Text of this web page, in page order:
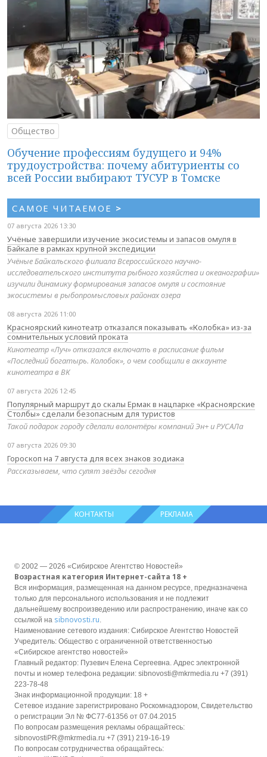
Общество
Обучение профессиям будущего и 94%
трудоустройства: почему абитуриенты со
всей России выбирают ТУСУР в Томске
САМОЕ ЧИТАЕМОЕ >
07 августа 2026 13:30
Учёные завершили изучение экосистемы и запасов омуля в
Байкале в рамках крупной экспедиции
Учёные Байкальского филиала Всероссийского научно-
исследовательского института рыбного хозяйства и океанографии»
изучили динамику формирования запасов омуля и состояние
экосистемы в рыбопромысловых районах озера
08 августа 2026 11:00
Красноярский кинотеатр отказался показывать «Колобка» из-за
сомнительных условий проката
Кинотеатр «Луч» отказался включать в расписание фильм
«Последний богатырь. Колобок», о чем сообщили в аккаунте
кинотеатра в ВК
07 августа 2026 12:45
Популярный маршрут до скалы Ермак в нацпарке «Красноярские
Столбы» сделали безопасным для туристов
Такой подарок городу сделали волонтёры компаний Эн+ и РУСАЛа
07 августа 2026 09:30
Гороскоп на 7 августа для всех знаков зодиака
Рассказываем, что сулят звёзды сегодня
КОНТАКТЫ РЕКЛАМА
© 2002 — 2026 «Сибирское Агентство Новостей»
Возрастная категория Интернет-сайта 18 +
Вся информация, размещенная на данном ресурсе, предназначена
только для персонального использования и не подлежит
дальнейшему воспроизведению или распространению, иначе как со
ссылкой на sibnovosti.ru.
Наименование сетевого издания: Сибирское Агентство Новостей
Учредитель: Общество с ограниченной ответственностью
«Сибирское агентство новостей»
Главный редактор: Пузевич Елена Сергеевна. Адрес электронной
почты и номер телефона редакции: sibnovosti@mkrmedia.ru +7 (391)
223-78-48
Знак информационной продукции: 18 +
Сетевое издание зарегистрировано Роскомнадзором, Свидетельство
о регистрации Эл № ФС77-61356 от 07.04.2015
По вопросам размещения рекламы обращайтесь:
sibnovostiPR@mkrmedia.ru +7 (391) 219-16-19
По вопросам сотрудничества обращайтесь: